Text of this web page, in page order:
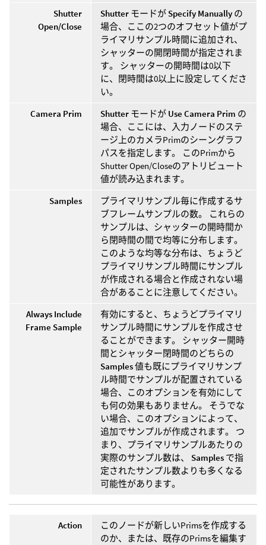
Shutter
Open/Close
Shutter モードが Specify Manually の
場合、ここの2つのオフセット値がプ
ライマリサンプル時間に追加され、
シャッターの開閉時間が指定されま
す。 シャッターの開時間は0以下
に、閉時間は0以上に設定してくださ
い。
Camera Prim
Shutter モードが Use Camera Prim の
場合、ここには、入力ノードのステ
ージ上のカメラPrimのシーングラフ
パスを指定します。 このPrimから
Shutter Open/Closeのアトリビュート
値が読み込まれます。
Samples
プライマリサンプル毎に作成するサ
ブフレームサンプルの数。 これらの
サンプルは、シャッターの開時間か
ら閉時間の間で均等に分布します。
このような均等な分布は、ちょうど
プライマリサンプル時間にサンプル
が作成される場合と作成されない場
合があることに注意してください。
Always Include
Frame Sample
有効にすると、ちょうどプライマリ
サンプル時間にサンプルを作成させ
ることができます。 シャッター開時
間とシャッター閉時間のどちらの
Samples値も既にプライマリサンプ
ル時間でサンプルが配置されている
場合、このオプションを有効にして
も何の効果もありません。 そうでな
い場合、このオプションによって、
追加でサンプルが作成されます。 つ
まり、プライマリサンプルあたりの
実際のサンプル数は、 Samples で指
定されたサンプル数よりも多くなる
可能性があります。
Action
このノードが新しいPrimsを作成する
のか、または、既存のPrimsを編集す